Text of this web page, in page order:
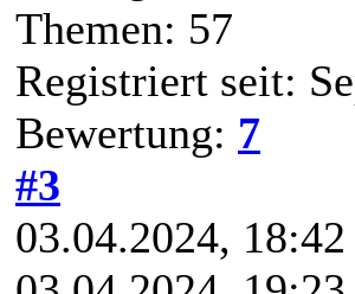
Themen: 57
Registriert seit:
Bewertung: 7
#3
03.04.2024, 18:42